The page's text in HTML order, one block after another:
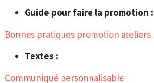
Guide pour faire la promotion :
Bonnes pratiques promotion ateliers
Textes :
Communiqué personnalisable